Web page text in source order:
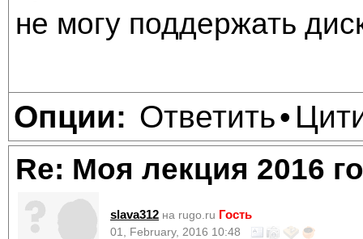
не могу поддержать
Опции: Ответить•
Re: Моя лекция 2016
slava312 на rugo.ru Гость
01, February, 2016 10:48